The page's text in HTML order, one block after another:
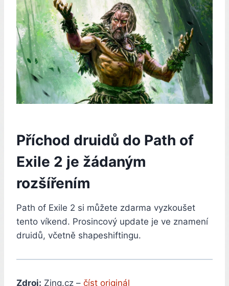
Příchod druidů do Path of
Exile 2 je žádaným
rozšířením
Path of Exile 2 si můžete zdarma vyzkoušet
tento víkend. Prosincový update je ve znamení
druidů, včetně shapeshiftingu.
Zdroj: Zing.cz – číst originál